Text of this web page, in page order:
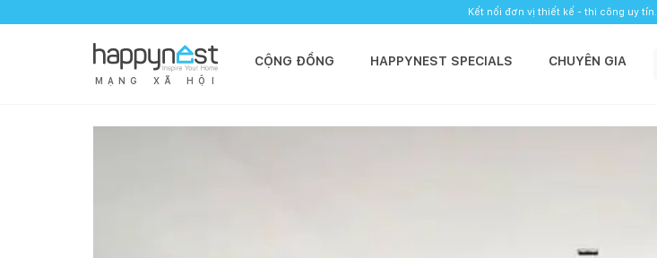
Kết nối đơn vị thiết kế - thi công uy tín.
M Ạ N G X Ã H Ộ I
CỘNG ĐỒNG HAPPYNEST SPECIALS CHUYÊN GIA